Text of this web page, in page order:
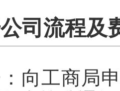
司流程及
向工商局